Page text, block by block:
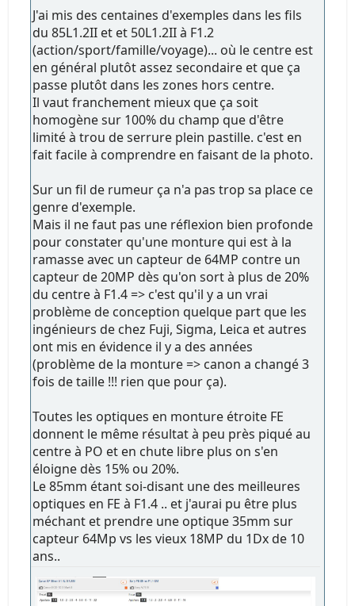
J'ai mis des centaines d'exemples dans les fils
du 85L1.2II et et 50L1.2II à F1.2
(action/sport/famille/voyage)... où le centre est
en général plutôt assez secondaire et que ça
passe plutôt dans les zones hors centre.
Il vaut franchement mieux que ça soit
homogène sur 100% du champ que d'être
limité à trou de serrure plein pastille. c'est en
fait facile à comprendre en faisant de la photo.
Sur un fil de rumeur ça n'a pas trop sa place ce
genre d'exemple.
Mais il ne faut pas une réflexion bien profonde
pour constater qu'une monture qui est à la
ramasse avec un capteur de 64MP contre un
capteur de 20MP dès qu'on sort à plus de 20%
du centre à F1.4 => c'est qu'il y a un vrai
problème de conception quelque part que les
ingénieurs de chez Fuji, Sigma, Leica et autres
ont mis en évidence il y a des années
(problème de la monture => canon a changé 3
fois de taille !!! rien que pour ça).
Toutes les optiques en monture étroite FE
donnent le même résultat à peu près piqué au
centre à PO et en chute libre plus on s'en
éloigne dès 15% ou 20%.
Le 85mm étant soi-disant une des meilleures
optiques en FE à F1.4 .. et j'aurai pu être plus
méchant et prendre une optique 35mm sur
capteur 64Mp vs les vieux 18MP du 1Dx de 10
ans..